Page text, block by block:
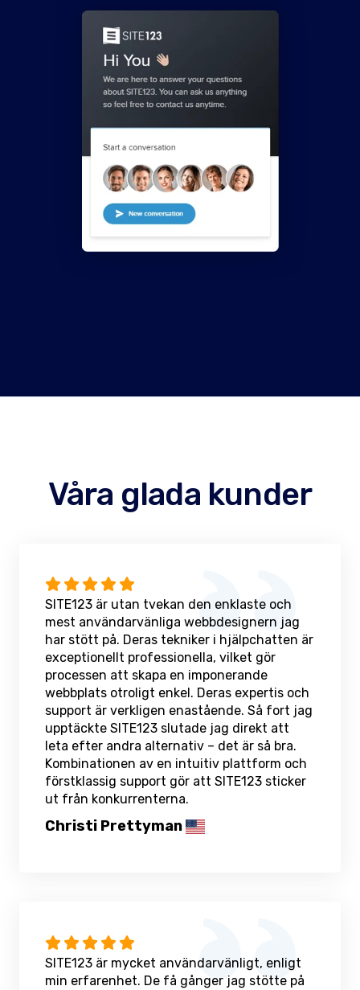
Våra glada kunder
SITE123 är utan tvekan den enklaste och
mest användarvänliga webbdesignern jag
har stött på. Deras tekniker i hjälpchatten är
exceptionellt professionella, vilket gör
processen att skapa en imponerande
webbplats otroligt enkel. Deras expertis och
support är verkligen enastående. Så fort jag
upptäckte SITE123 slutade jag direkt att
leta efter andra alternativ – det är så bra.
Kombinationen av en intuitiv plattform och
förstklassig support gör att SITE123 sticker
ut från konkurrenterna.
Christi Prettyman
SITE123 är mycket användarvänligt, enligt
min erfarenhet. De få gånger jag stötte på